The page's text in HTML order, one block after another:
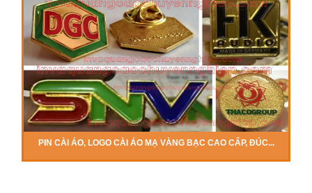
PIN CÀI ÁO, LOGO CÀI ÁO MẠ VÀNG BẠC CAO CẤP, ĐÚC...